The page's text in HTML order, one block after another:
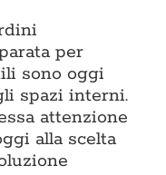
per
sono oggi
spazi interni.
attenzione
alla scelta